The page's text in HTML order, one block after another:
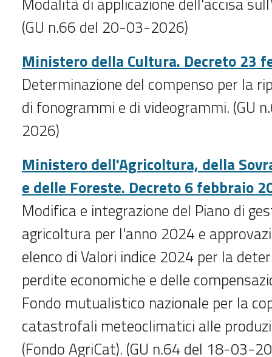
(GU n.66 del 20-03-2026)
Ministero della Cultura. Decreto 23
Determinazione del compenso per la
di fonogrammi e di videogrammi. (GU
2026)
Ministero dell'Agricoltura, della
e delle Foreste. Decreto 6 febbraio
Modifica e integrazione del Piano di
agricoltura per l'anno 2024 e
elenco di Valori indice 2024 per la
perdite economiche e delle
Fondo mutualistico nazionale per la
catastrofali meteoclimatici alle
(Fondo AgriCat). (GU n.64 del 18-03-